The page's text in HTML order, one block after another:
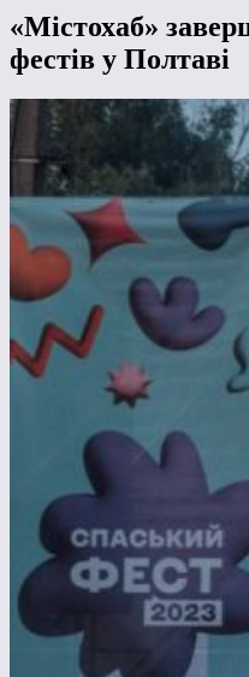
«Містохаб»
фестів у Полтаві